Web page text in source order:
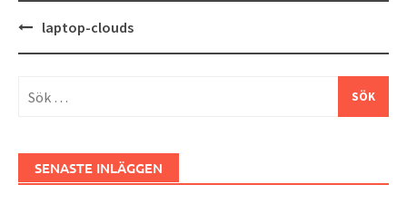
Inläggsnavigering
laptop-clouds
efter:
SENASTE INLÄGGEN